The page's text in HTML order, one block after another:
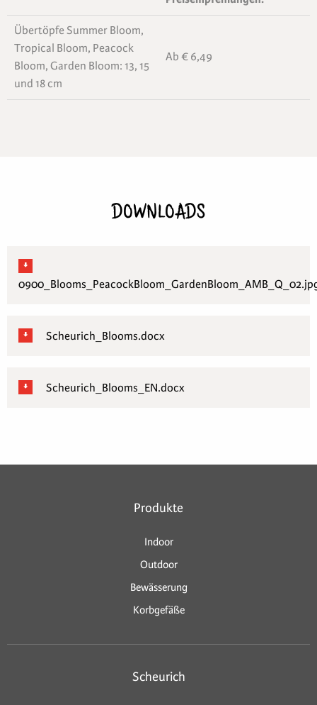
Übertöpfe Summer Bloom,
Tropical Bloom, Peacock
Bloom, Garden Bloom: 13, 15
und 18 cm
Ab € 6,49
DOWNLOADS
Scheurich_Blooms.docx
Scheurich_Blooms_EN.docx
Produkte
Indoor
Outdoor
Bewässerung
Korbgefäße
Scheurich